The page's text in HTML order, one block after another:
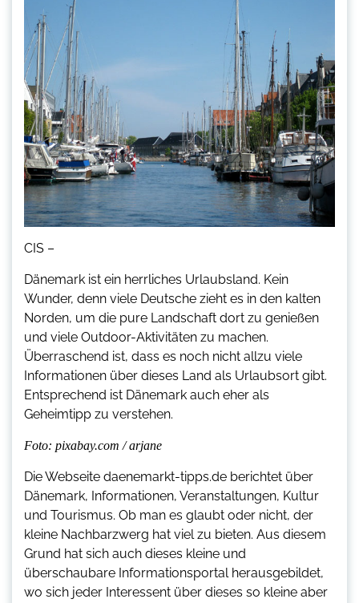
CIS –
Dänemark ist ein herrliches Urlaubsland. Kein
Wunder, denn viele Deutsche zieht es in den kalten
Norden, um die pure Landschaft dort zu genießen
und viele Outdoor-Aktivitäten zu machen.
Überraschend ist, dass es noch nicht allzu viele
Informationen über dieses Land als Urlaubsort gibt.
Entsprechend ist Dänemark auch eher als
Geheimtipp zu verstehen.
Foto: pixabay.com / arjane
Die Webseite daenemarkt-tipps.de berichtet über
Dänemark, Informationen, Veranstaltungen, Kultur
und Tourismus. Ob man es glaubt oder nicht, der
kleine Nachbarzwerg hat viel zu bieten. Aus diesem
Grund hat sich auch dieses kleine und
überschaubare Informationsportal herausgebildet,
wo sich jeder Interessent über dieses so kleine aber